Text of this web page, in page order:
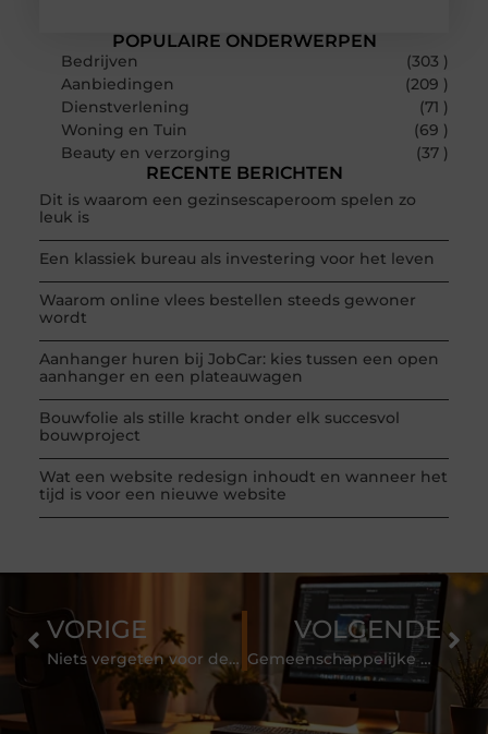
POPULAIRE ONDERWERPEN
Bedrijven
(303 )
Aanbiedingen
(209 )
Dienstverlening
(71 )
Woning en Tuin
(69 )
Beauty en verzorging
(37 )
RECENTE BERICHTEN
Dit is waarom een gezinsescaperoom spelen zo
leuk is
Een klassiek bureau als investering voor het leven
Waarom online vlees bestellen steeds gewoner
wordt
Aanhanger huren bij JobCar: kies tussen een open
aanhanger en een plateauwagen
Bouwfolie als stille kracht onder elk succesvol
bouwproject
Wat een website redesign inhoudt en wanneer het
tijd is voor een nieuwe website
VORIGE
Niets vergeten voor de verbouwing?
VOLGENDE
Gemeenschappelijke hobby: Harry Potter accessoires verzamelen